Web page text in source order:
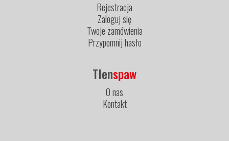
Rejestracja
Zaloguj się
Twoje zamówienia
Przypomnij hasło
Tlenspaw
O nas
Kontakt